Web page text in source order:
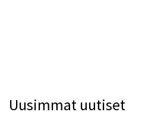
Uusimmat uutiset